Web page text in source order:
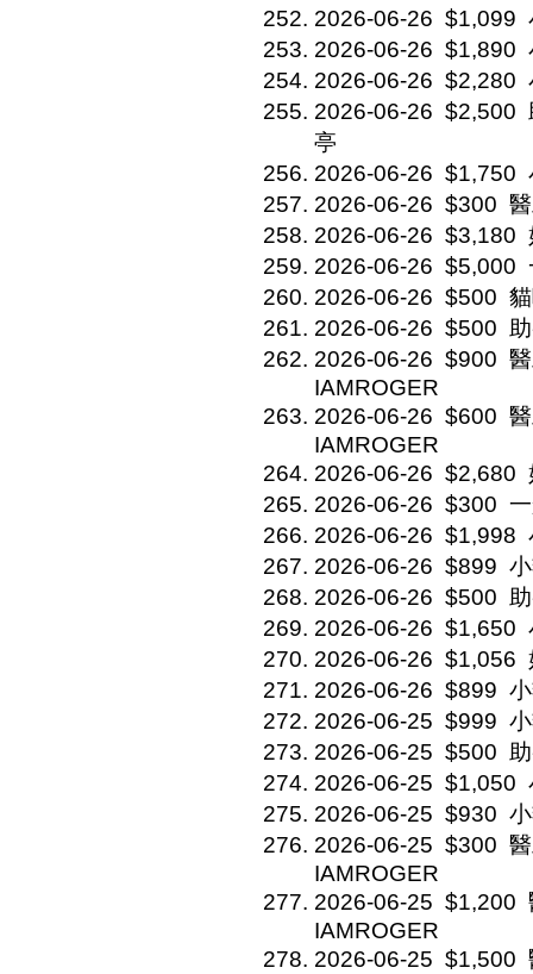
2026-06-26 $1,099
2026-06-26 $1,890
2026-06-26 $2,280
2026-06-26 $2,500
亭
2026-06-26 $1,750
2026-06-26 $300
2026-06-26 $3,180
2026-06-26 $5,000
2026-06-26 $500
2026-06-26 $500
2026-06-26 $900
IAMROGER
2026-06-26 $600
IAMROGER
2026-06-26 $2,680
2026-06-26 $300
2026-06-26 $1,998
2026-06-26 $899
2026-06-26 $500
2026-06-26 $1,650
2026-06-26 $1,056
2026-06-26 $899
2026-06-25 $999
2026-06-25 $500
2026-06-25 $1,050
2026-06-25 $930
2026-06-25 $300
IAMROGER
2026-06-25 $1,200
IAMROGER
2026-06-25 $1,500